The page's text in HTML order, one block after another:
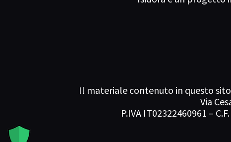
Il materiale contenuto in questo
Via
P.IVA IT02322460961 –